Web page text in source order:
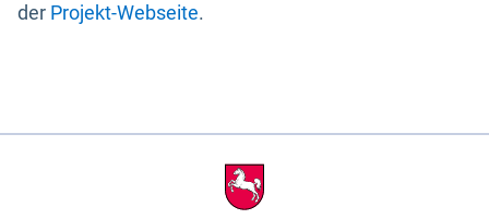
der Projekt-Webseite.